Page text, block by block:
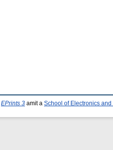
EPrints 3 amit a School of Electronics